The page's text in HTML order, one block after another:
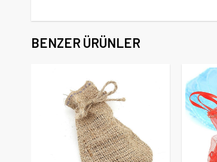
BENZER ÜRÜNLER